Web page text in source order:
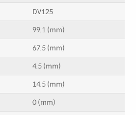
DV125
99.1 (mm)
67.5 (mm)
4.5 (mm)
14.5 (mm)
0 (mm)